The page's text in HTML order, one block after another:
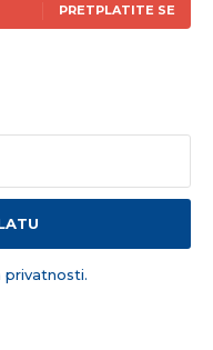
PRETPLATITE SE
privatnosti.